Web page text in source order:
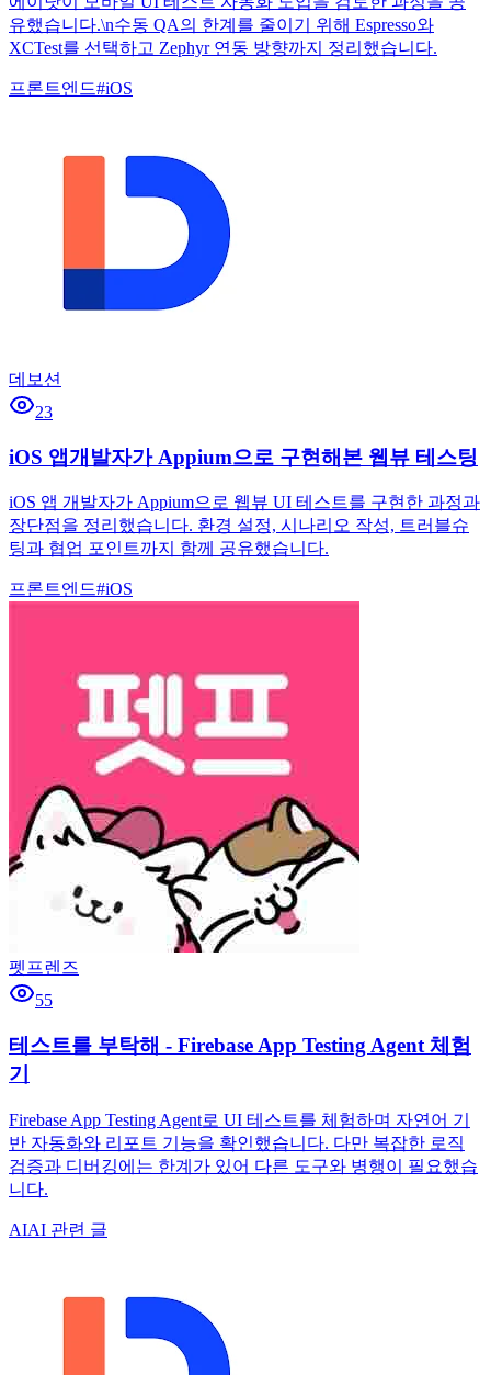
유했습니다.\n수동 QA의 한계를 줄이기 위해 Espresso와
XCTest를 선택하고 Zephyr 연동 방향까지 정리했습니다.
프론트엔드#iOS
데보션
23
iOS 앱개발자가 Appium으로 구현해본 웹뷰 테스팅
iOS 앱 개발자가 Appium으로 웹뷰 UI 테스트를 구현한 과정과
장단점을 정리했습니다. 환경 설정, 시나리오 작성, 트러블슈
팅과 협업 포인트까지 함께 공유했습니다.
프론트엔드#iOS
펫프렌즈
55
테스트를 부탁해 - Firebase App Testing Agent 체험
기
Firebase App Testing Agent로 UI 테스트를 체험하며 자연어 기
반 자동화와 리포트 기능을 확인했습니다. 다만 복잡한 로직
검증과 디버깅에는 한계가 있어 다른 도구와 병행이 필요했습
니다.
AIAI 관련 글